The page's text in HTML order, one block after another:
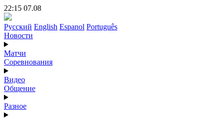
22:15 07.08
Русский English Espanol Português
Новости
Матчи
Соревнования
Видео
Общение
Разное